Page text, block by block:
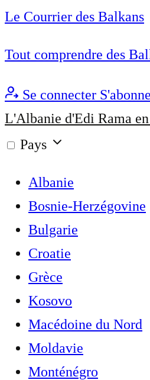
Le Courrier des Balkans
Tout comprendre des
Se connecter
L'Albanie d'Edi Rama
Pays
Albanie
Bosnie-Herzégovine
Bulgarie
Croatie
Grèce
Kosovo
Macédoine du Nord
Moldavie
Monténégro